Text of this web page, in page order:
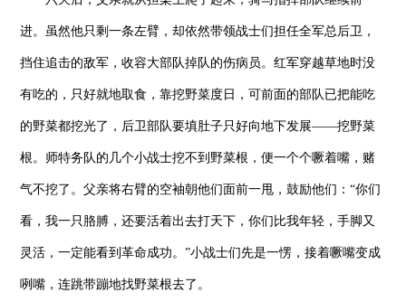
进。虽然他只剩一条左臂，却依然带领战士们担任全军总后卫，
挡住追击的敌军，收容大部队掉队的伤病员。红军穿越草地时没
有吃的，只好就地取食，靠挖野菜度日，可前面的部队已把能吃
的野菜都挖光了，后卫部队要填肚子只好向地下发展——挖野菜
根。师特务队的几个小战士挖不到野菜根，便一个个噘着嘴，赌
气不挖了。父亲将右臂的空袖朝他们面前一甩，鼓励他们：“你们
看，我一只胳膊，还要活着出去打天下，你们比我年轻，手脚又
灵活，一定能看到革命成功。”小战士们先是一愣，接着噘嘴变成
咧嘴，连跳带蹦地找野菜根去了。